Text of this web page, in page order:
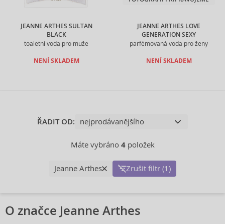
JEANNE ARTHES SULTAN
BLACK
toaletní voda pro muže
NENÍ SKLADEM
JEANNE ARTHES LOVE
GENERATION SEXY
parfémovaná voda pro ženy
NENÍ SKLADEM
ŘADIT OD:
Máte vybráno 4položek
Jeanne Arthes Zrušit filtr (1)
O značce Jeanne Arthes